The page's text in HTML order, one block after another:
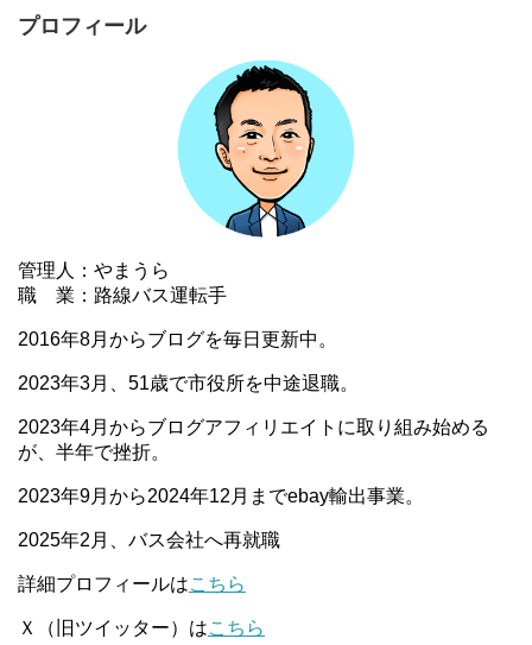
プロフィール
管理人：やまうら
職 業：路線バス運転手
2016年8月からブログを毎日更新中。
2023年3月、51歳で市役所を中途退職。
2023年4月からブログアフィリエイトに取り組み始める
が、半年で挫折。
2023年9月から2024年12月までebay輸出事業。
2025年2月、バス会社へ再就職
詳細プロフィールはこちら
Ｘ（旧ツイッター）はこちら